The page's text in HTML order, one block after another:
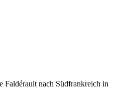
Faldérault nach Südfrankreich in